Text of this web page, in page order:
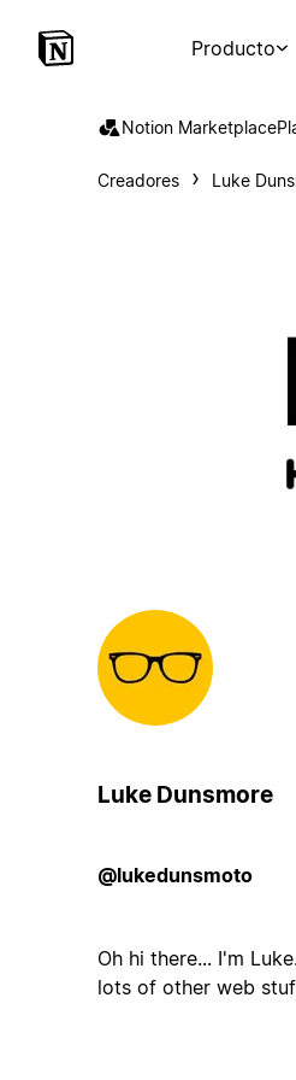
Producto
Notion Marketplace
Creadores Luke
Luke Dunsmore
@lukedunsmoto
Oh hi there... I'm
lots of other web